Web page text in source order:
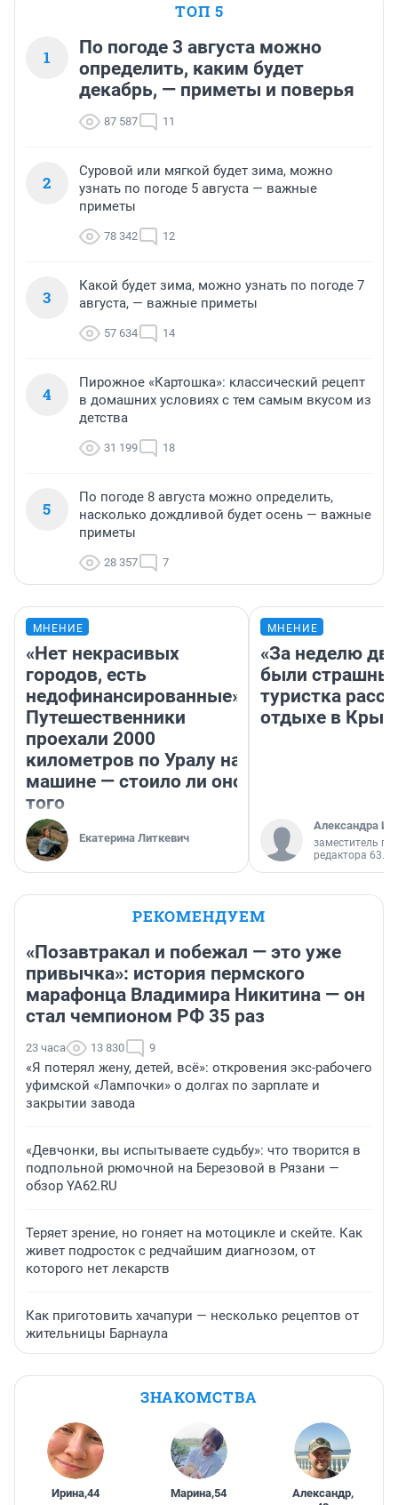
ТОП 5
1
По погоде 3 августа можно
определить, каким будет
декабрь, — приметы и поверья
87 587 11
2
Суровой или мягкой будет зима, можно
узнать по погоде 5 августа — важные
приметы
78 342 12
3
Какой будет зима, можно узнать по погоде 7
августа, — важные приметы
57 634 14
4
Пирожное «Картошка»: классический рецепт
в домашних условиях с тем самым вкусом из
детства
31 199 18
5
По погоде 8 августа можно определить,
насколько дождливой будет осень — важные
приметы
28 357 7
МНЕНИЕ
«Нет некрасивых
городов, есть
недофинансированные».
Путешественники
проехали 2000
километров по Уралу на
машине — стоило ли оно
того
Екатерина Литкевич
МНЕНИЕ
«За неделю
были
туристка
отдыхе в
Александра
заместитель
редактора 63.RU
РЕКОМЕНДУЕМ
«Позавтракал и побежал — это уже
привычка»: история пермского
марафонца Владимира Никитина — он
стал чемпионом РФ 35 раз
23 часа 13 830 9
«Я потерял жену, детей, всё»: откровения экс-рабочего
уфимской «Лампочки» о долгах по зарплате и
закрытии завода
«Девчонки, вы испытываете судьбу»: что творится в
подпольной рюмочной на Березовой в Рязани —
обзор YA62.RU
Теряет зрение, но гоняет на мотоцикле и скейте. Как
живет подросток с редчайшим диагнозом, от
которого нет лекарств
Как приготовить хачапури — несколько рецептов от
жительницы Барнаула
ЗНАКОМСТВА
Ирина,44 Марина,54 Александр,